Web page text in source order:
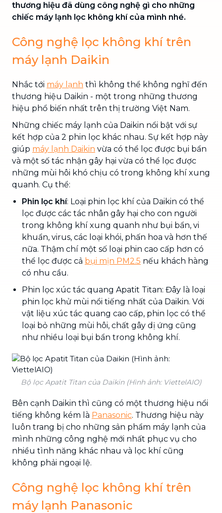
thương hiệu đã dùng công nghệ gì cho những
chiếc máy lạnh lọc không khí của mình nhé.
Công nghệ lọc không khí trên
máy lạnh Daikin
Nhắc tới máy lạnh thì không thể không nghĩ đến
thương hiệu Daikin - một trong những thương
hiệu phổ biến nhất trên thị trường Việt Nam.
Những chiếc máy lạnh của Daikin nổi bật với sự
kết hợp của 2 phin lọc khác nhau. Sự kết hợp này
giúp máy lạnh Daikin vừa có thể lọc được bụi bẩn
và một số tác nhận gây hại vừa có thể lọc được
những mùi hôi khó chịu có trong không khí xung
quanh. Cụ thể:
Phin lọc khí: Loại phin lọc khí của Daikin có thể
lọc được các tác nhân gây hại cho con người
trong không khí xung quanh như bụi bẩn, vi
khuẩn, virus, các loại khói, phấn hoa và hơn thế
nữa. Thậm chí một số loại phin cao cấp hơn có
thể lọc được cả bụi mịn PM2.5 nếu khách hàng
có nhu cầu.
Phin lọc xúc tác quang Apatit Titan: Đây là loại
phin lọc khử mùi nổi tiếng nhất của Daikin. Với
vật liệu xúc tác quang cao cấp, phin lọc có thể
loại bỏ những mùi hôi, chất gây dị ứng cũng
như nhiều loại bụi bẩn trong không khí.
Bộ lọc Apatit Titan của Daikin (Hình ảnh: ViettelAIO)
Bên cạnh Daikin thì cũng có một thương hiệu nổi
tiếng không kém là Panasonic. Thương hiệu này
luôn trang bị cho những sản phẩm máy lạnh của
mình những công nghệ mới nhất phục vụ cho
nhiều tình năng khác nhau và lọc khí cũng
không phải ngoại lệ.
Công nghệ lọc không khí trên
máy lạnh Panasonic